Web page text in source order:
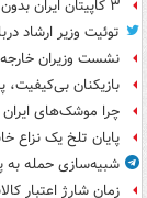
۳ کاپیتان ایران بدون پیشنهاد بزرگ
توئیت وزیر ارشاد
نشست وزیران
بازیکنان بی‌کیفیت،
چرا موشک‌های
پایان تلخ یک نزاع
شبیه‌سازی حمله به
زمان شارژ اعتبار